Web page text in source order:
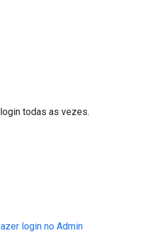
todas as vezes.
login no Admin